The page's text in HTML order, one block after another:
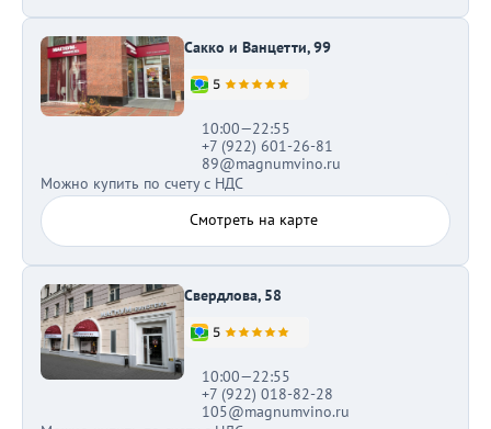
Сакко и Ванцетти, 99
10:00—22:55
+7 (922) 601-26-81
89@magnumvino.ru
Можно купить по счету с НДС
Смотреть на карте
Свердлова, 58
10:00—22:55
+7 (922) 018-82-28
105@magnumvino.ru